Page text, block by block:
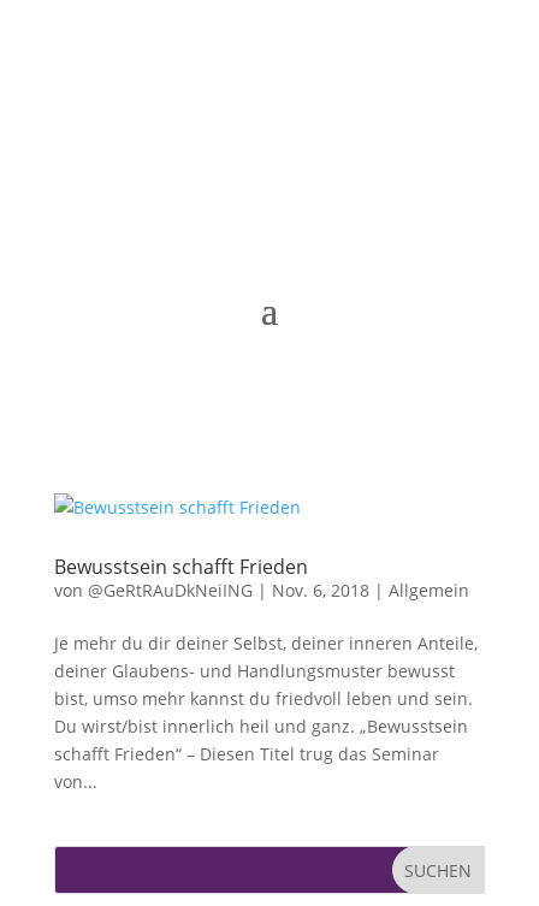
Bewusstsein schafft Frieden
von @GeRtRAuDkNeiING| Nov. 6, 2018| Allgemein
Je mehr du dir deiner Selbst, deiner inneren Anteile,
deiner Glaubens- und Handlungsmuster bewusst
bist, umso mehr kannst du friedvoll leben und sein.
Du wirst/bist innerlich heil und ganz. „Bewusstsein
schafft Frieden“ – Diesen Titel trug das Seminar
von...
SUCHEN